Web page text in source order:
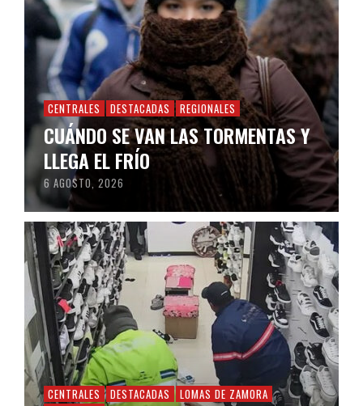
CENTRALES DESTACADAS REGIONALES
CUÁNDO SE VAN LAS TORMENTAS Y
LLEGA EL FRÍO
6 AGOSTO, 2026
CENTRALES DESTACADAS
LOMAS DE ZAMORA